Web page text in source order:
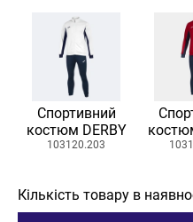
Спортивний
костюм DERBY
103120.203
Кількість товару в